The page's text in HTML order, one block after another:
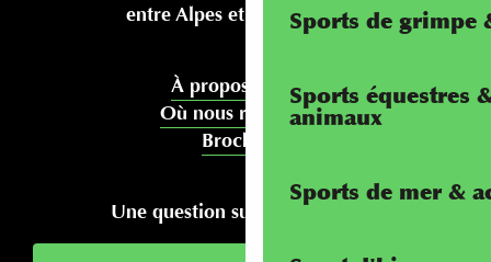
Sports de grimpe
Sports équestres
animaux
Sports de mer &
entre Alpes et Méditerranée
À propos de nous
Où nous rencontrer
Brochures
Une question sur votre séjour ?